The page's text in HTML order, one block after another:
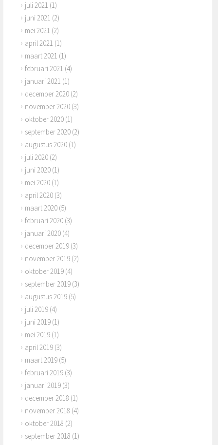
juli 2021 (1)
juni 2021 (2)
mei 2021 (2)
april 2021 (1)
maart 2021 (1)
februari 2021 (4)
januari 2021 (1)
december 2020 (2)
november 2020 (3)
oktober 2020 (1)
september 2020 (2)
augustus 2020 (1)
juli 2020 (2)
juni 2020 (1)
mei 2020 (1)
april 2020 (3)
maart 2020 (5)
februari 2020 (3)
januari 2020 (4)
december 2019 (3)
november 2019 (2)
oktober 2019 (4)
september 2019 (3)
augustus 2019 (5)
juli 2019 (4)
juni 2019 (1)
mei 2019 (1)
april 2019 (3)
maart 2019 (5)
februari 2019 (3)
januari 2019 (3)
december 2018 (1)
november 2018 (4)
oktober 2018 (2)
september 2018 (1)